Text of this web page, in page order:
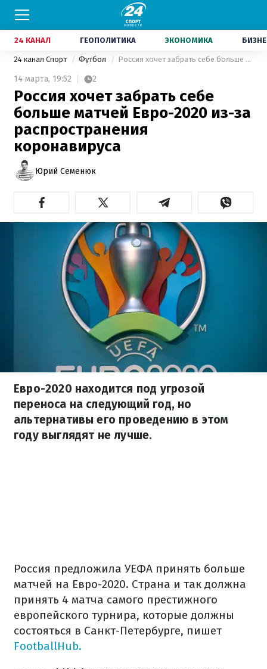
24 КАНАЛ ГЕОПОЛИТИКА ЭКОНОМИКА
24 канал Спорт Футбол Россия хочет забрать себе больше матчей Евро-2020 из-за распространения коронавируса
14 марта, 19:52 2
Россия хочет забрать себе
больше матчей Евро-2020 из-за
распространения
коронавируса
Юрий Семенюк
Евро-2020 находится под угрозой
переноса на следующий год, но
альтернативы его проведению в этом
году выглядят не лучше.
Россия предложила УЕФА принять больше
матчей на Евро-2020. Страна и так должна
принять 4 матча самого престижного
европейского турнира, которые должны
состояться в Санкт-Петербурге, пишет
FootballHub.